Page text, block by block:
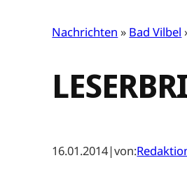
Nachrichten » Bad Vilbel
16.01.2014|von: